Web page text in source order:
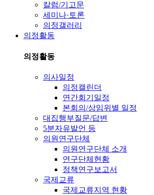
칼럼/기고문
세미나·토론
의정갤러리
의정활동
의정활동
의사일정
의정캘린더
연간회기일정
본회의/상임위별 일정
대집행부질문/답변
5분자유발언 등
의원연구단체
의원연구단체 소개
연구단체현황
정책연구보고서
국제교류
국제교류지역 현황